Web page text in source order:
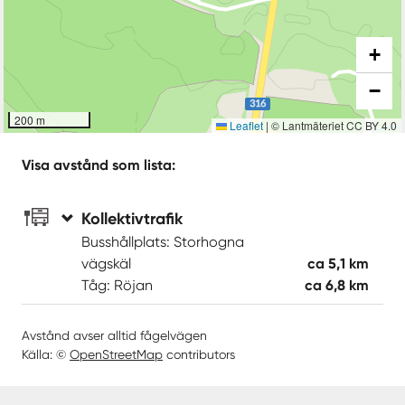
200 m
+
−
Leaflet | © Lantmäteriet CC BY 4.0
Visa avstånd som lista:
Kollektivtrafik
Busshållplats: Storhogna
vägskäl
ca 5,1 km
Tåg: Röjan
ca 6,8 km
Avstånd avser alltid fågelvägen
Källa: © OpenStreetMap contributors